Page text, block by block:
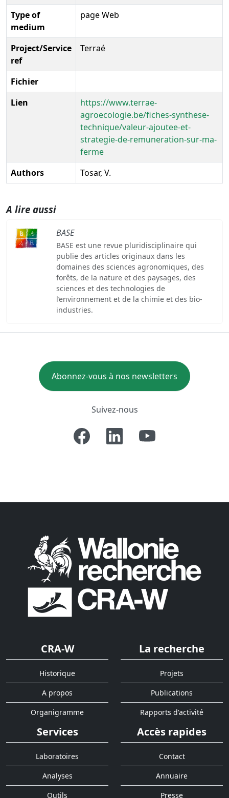
Type of
medium
page Web
Project/Service
ref
Terraé
Fichier
Lien
https://www.terrae-
agroecologie.be/fiches-synthese-
technique/valeur-ajoutee-et-
strategie-de-remuneration-sur-ma-
ferme
Authors
Tosar, V.
A lire aussi
BASE
BASE est une revue pluridisciplinaire qui
publie des articles originaux dans les
domaines des sciences agronomiques, des
forêts, de la nature et des paysages, des
sciences et des technologies de
l’environnement et de la chimie et des bio-
industries.
Abonnez-vous à nos newsletters
Suivez-nous
CRA-W
Historique
A propos
Organigramme
La recherche
Projets
Publications
Rapports d'activité
Services
Laboratoires
Analyses
Outils
Accès rapides
Contact
Annuaire
Presse